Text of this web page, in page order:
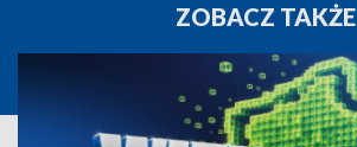
ZOBACZ TAKŻE